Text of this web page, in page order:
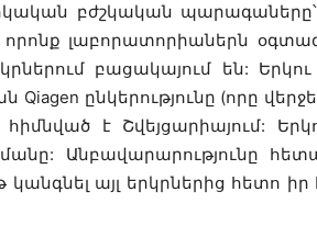
բժշկական
լաբորատորիաներն
բացակայում են: Երկու
ընկերությունը (որը
է Շվեյցարիայում:
Անբավարարությունը
այլ երկրներից հետո